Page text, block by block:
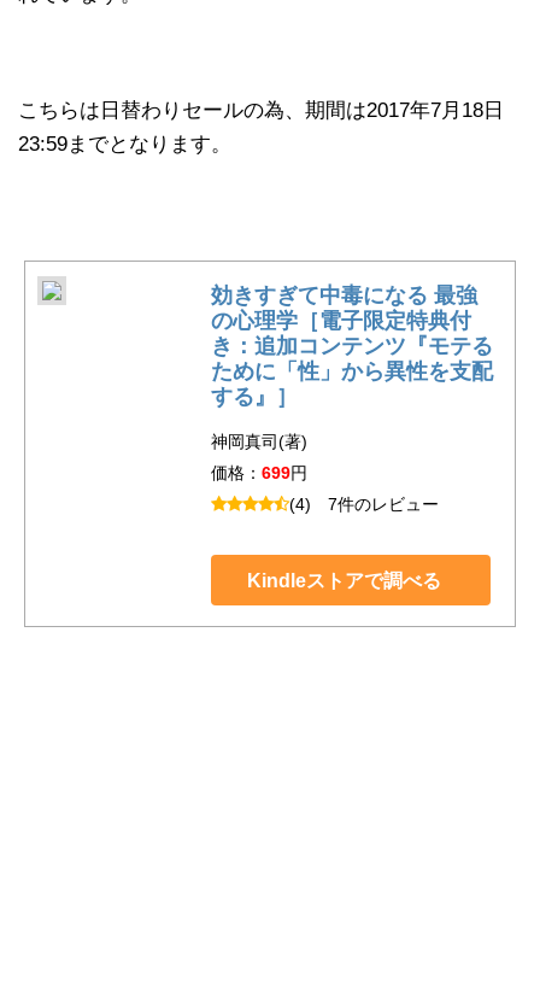
こちらは日替わりセールの為、期間は2017年7月18日
23:59までとなります。
効きすぎて中毒になる 最強
の心理学［電子限定特典付
き：追加コンテンツ『モテる
ために「性」から異性を支配
する』］
神岡真司(著)
価格： 699円
(4) 7件のレビュー
Kindleストアで調べる